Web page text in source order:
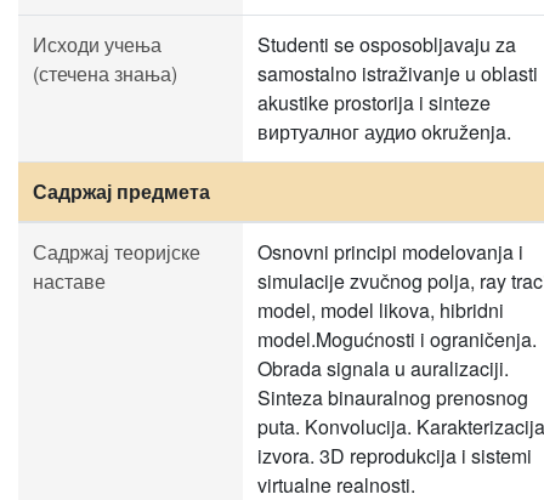
Исходи учења
(стечена знања)
Studenti se osposobljavaju za
samostalno istraživanje u oblasti
akustike prostorija i sinteze
виртуалног аудио okruženja.
Садржај предмета
Садржај теоријске
наставе
Osnovni principi modelovanja i
simulacije zvučnog polja, ray
model, model likova, hibridni
model.Mogućnosti i ograničenja.
Obrada signala u auralizaciji.
Sinteza binauralnog prenosnog
puta. Konvolucija. Karakterizacija
izvora. 3D reprodukcija i sistemi
virtualne realnosti.